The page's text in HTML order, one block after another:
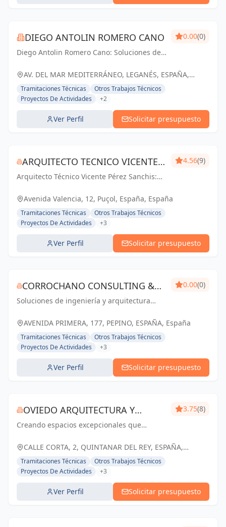
DIEGO ANTOLIN ROMERO CANO
Diego Antolin Romero Cano: Soluciones de
tus ideas en realidad, en Leganés y Madrid.
0.00(0)
AV. DEL MAR MEDITERRÁNEO, LEGANÉS, ESPAÑA,
España
Tramitaciones Técnicas
Otros Trabajos Técnicos
Proyectos De Actividades
+2
Ver Perfil Solicitar presupuesto
ARQUITECTO TECNICO VICENTE
PÉREZ SANCHIS
Arquitecto Técnico Vicente Pérez Sanchis:
transformando ideas en realidad.
4.56(9)
Avenida Valencia, 12, Puçol, España, España
Tramitaciones Técnicas
Otros Trabajos Técnicos
Proyectos De Actividades
+3
Ver Perfil Solicitar presupuesto
CORROCHANO CONSULTING &
ASOCIADOS, S.L.
Soluciones de ingeniería y arquitectura
Construyendo el futuro juntos.
0.00(0)
AVENIDA PRIMERA, 177, PEPINO, ESPAÑA, España
Tramitaciones Técnicas
Otros Trabajos Técnicos
Proyectos De Actividades
+3
Ver Perfil Solicitar presupuesto
OVIEDO ARQUITECTURA Y
CONSTRUCCIÓN
Creando espacios excepcionales que
tiempo. Tu visión, nuestra pasión.
3.75(8)
CALLE CORTA, 2, QUINTANAR DEL REY, ESPAÑA,
España
Tramitaciones Técnicas
Otros Trabajos Técnicos
Proyectos De Actividades
+3
Ver Perfil Solicitar presupuesto